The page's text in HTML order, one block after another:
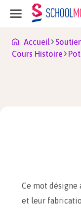
Accueil
Cours Histoire
Ce mot désigne
et leur